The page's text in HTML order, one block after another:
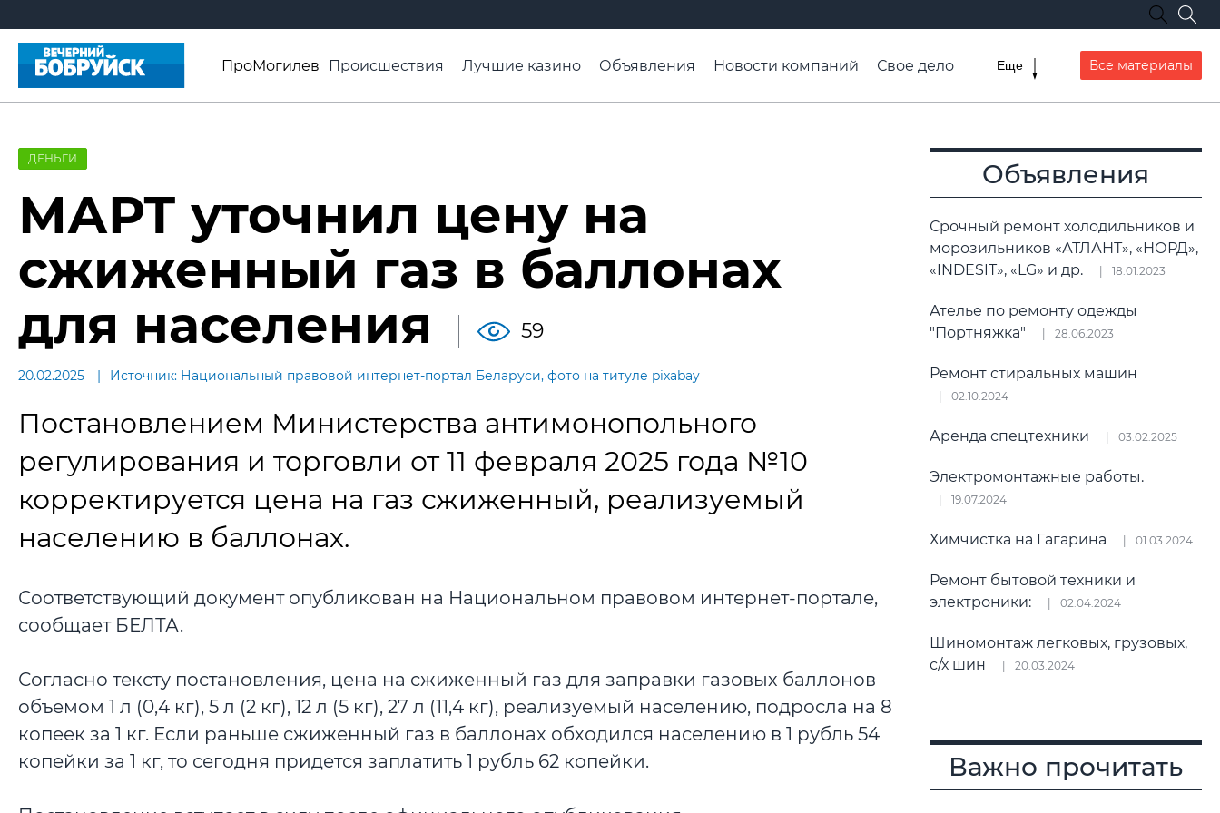
ПроМогилев Происшествия Лучшие казино Объявления Новости компаний
Свое дело
Видео ВБ
Еще Все материалы
ДЕНЬГИ
МАРТ уточнил цену на
сжиженный газ в баллонах
для населения
59
20.02.2025 Источник: Национальный правовой интернет-портал Беларуси, фото на титуле pixabay
Постановлением Министерства антимонопольного
регулирования и торговли от 11 февраля 2025 года №10
корректируется цена на газ сжиженный, реализуемый
населению в баллонах.
Соответствующий документ опубликован на Национальном правовом интернет-портале,
сообщает БЕЛТА.
Согласно тексту постановления, цена на сжиженный газ для заправки газовых баллонов
объемом 1 л (0,4 кг), 5 л (2 кг), 12 л (5 кг), 27 л (11,4 кг), реализуемый населению, подросла на 8
копеек за 1 кг. Если раньше сжиженный газ в баллонах обходился населению в 1 рубль 54
копейки за 1 кг, то сегодня придется заплатить 1 рубль 62 копейки.
Объявления
Срочный ремонт холодильников и
морозильников «АТЛАНТ», «НОРД»,
«INDESIT», «LG» и др.
18.01.2023
Ателье по ремонту одежды
"Портняжка"
28.06.2023
Ремонт стиральных машин
02.10.2024
Аренда спецтехники 03.02.2025
Электромонтажные работы.
19.07.2024
Химчистка на Гагарина 01.03.2024
Ремонт бытовой техники и
электроники:
02.04.2024
Шиномонтаж легковых, грузовых,
с/х шин
20.03.2024
Важно прочитать